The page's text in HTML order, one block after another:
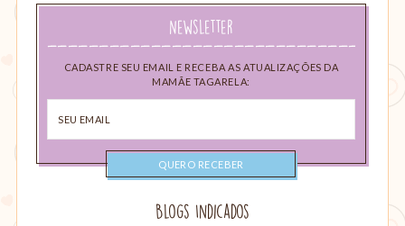
Newsletter
CADASTRE SEU EMAIL E RECEBA AS ATUALIZAÇÕES DA
MAMÃE TAGARELA:
email
Blogs Indicados